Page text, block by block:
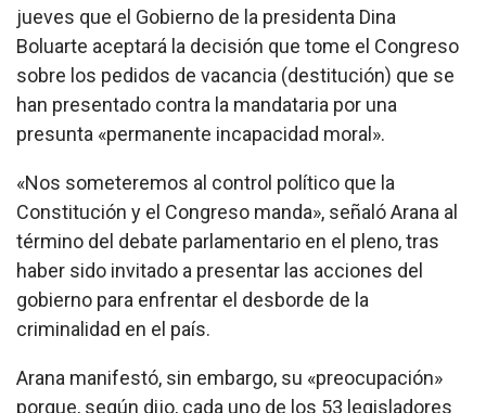
jueves que el Gobierno de la presidenta Dina
Boluarte aceptará la decisión que tome el Congreso
sobre los pedidos de vacancia (destitución) que se
han presentado contra la mandataria por una
presunta «permanente incapacidad moral».
«Nos someteremos al control político que la
Constitución y el Congreso manda», señaló Arana al
término del debate parlamentario en el pleno, tras
haber sido invitado a presentar las acciones del
gobierno para enfrentar el desborde de la
criminalidad en el país.
Arana manifestó, sin embargo, su «preocupación»
porque, según dijo, cada uno de los 53 legisladores